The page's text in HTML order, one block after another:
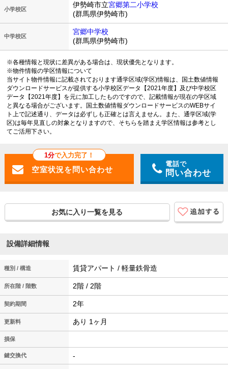
小学校区
伊勢崎市立宮郷第二小学校
(群馬県伊勢崎市)
中学校区
宮郷中学校
(群馬県伊勢崎市)
※各種情報と現状に差異がある場合は、現状優先となります。
※物件情報の学区情報について
当サイト物件情報に記載されております通学区域(学区)情報は、国土数値情報
ダウンロードサービスが提供する小学校区データ【2021年度】及び中学校区
データ【2021年度】を元に加工したものですので、記載情報が現在の学区域
と異なる場合がございます。国土数値情報ダウンロードサービスのWEBサイ
ト上で記述通り、データは必ずしも正確とは言えません。また、通学区域(学
区)は毎年見直しの対象となりますので、そちらを踏まえ学区情報は参考とし
てご活用下さい。
1分で入力完了！
電話で
問い合わせ
お気に入り一覧を見る
設備詳細情報
種別 / 構造 賃貸アパート / 軽量鉄骨造
所在階 / 階数 2階 / 2階
契約期間 2年
更新料 あり 1ヶ月
損保
鍵交換代 -